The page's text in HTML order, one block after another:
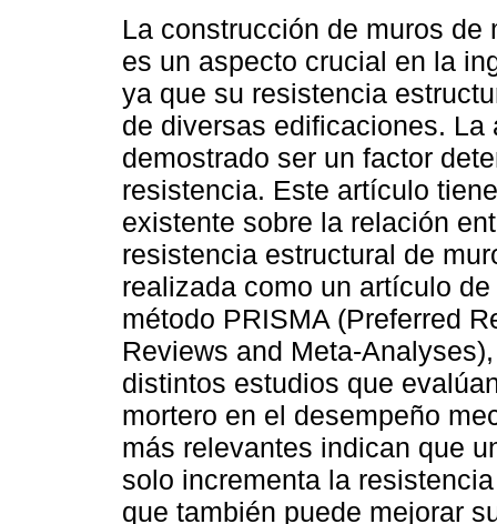
La construcción de muros de
es un aspecto crucial en la
ya que su resistencia
de diversas edificaciones.
demostrado ser un factor
resistencia. Este artículo
existente sobre la relación
resistencia estructural de
realizada como un artículo
método PRISMA (Preferred
Reviews and Meta-
distintos estudios que
mortero en el desempeño
más relevantes indican que
solo incrementa la
que también puede mejorar